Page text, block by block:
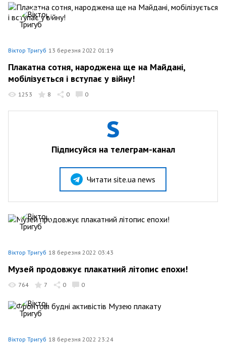
Віктор Тригуб 13 березня 2022 01:19
Плакатна сотня, народжена ще на Майдані,
мобілізується і вступає у війну!
1253 8 0 0
Підписуйся на телеграм-канал
Читати site.ua news
Віктор Тригуб 18 березня 2022 03:43
Музей продовжує плакатний літопис епохи!
764 7 0 0
Віктор Тригуб 18 березня 2022 23:24